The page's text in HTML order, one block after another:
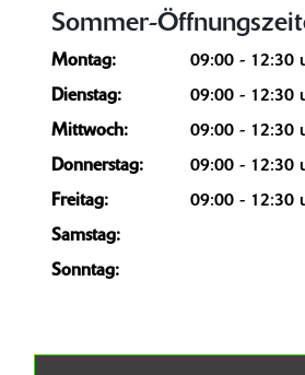
Sommer-
Montag:
09:00 - 12:30
Dienstag:
09:00 - 12:30
Mittwoch:
09:00 - 12:30
Donnerstag:
09:00 - 12:30
Freitag:
09:00 - 12:30
Samstag:
Sonntag: